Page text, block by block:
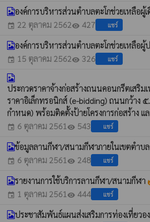
องค์การบริหารส่วนตำบลตะโกช่วยเหลือ
event 22 ตุลาคม 2562visibility 427 แชร์
องค์การบริหารส่วนตำบลตะโกช่วยเหลือ
event 15 ตุลาคม 2562visibility 326 แชร์
ประกวดราคาจ้างก่อสร้างถนนคอนกรีตเส
ราคาอิเล็กทรอนิกส์ (e-bidding) ถนนกว้า
กำหนด) พร้อมติดตั้งป้ายโครงการก่อสร้าง
event 6 ตุลาคม 2561visibility 543 แชร์
ข้อมูลลานกีฬา/สนามกีฬาภายในเขตตำบล
event 6 ตุลาคม 2561visibility 248 แชร์
รายงานการใช้บริการลานกีฬา/สนามกีฬา
event 1 ตุลาคม 2561visibility 444 แชร์
ประชาสัมพันธ์แผนส่งเสริมการท่องเที่ยว